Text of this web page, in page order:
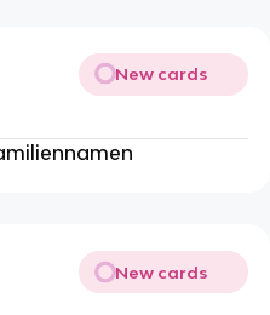
New cards
New cards